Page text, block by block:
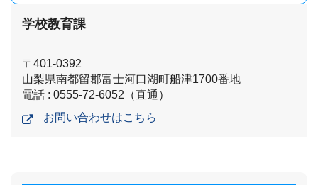
学校教育課
〒401-0392
山梨県南都留郡富士河口湖町船津1700番地
電話 : 0555-72-6052（直通）
お問い合わせはこちら